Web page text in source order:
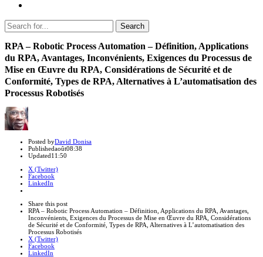
Search
Search
for:
RPA – Robotic Process Automation – Définition, Applications
du RPA, Avantages, Inconvénients, Exigences du Processus de
Mise en Œuvre du RPA, Considérations de Sécurité et de
Conformité, Types de RPA, Alternatives à L’automatisation des
Processus Robotisés
Author
Posted byDavid Donisa
Publishedaoût08:38
Updated11:50
X (Twitter)
Facebook
LinkedIn
post
Share this postClose
sharing
box
RPA – Robotic Process Automation – Définition, Applications du RPA, Avantages,
Inconvénients, Exigences du Processus de Mise en Œuvre du RPA, Considérations
de Sécurité et de Conformité, Types de RPA, Alternatives à L’automatisation des
Processus Robotisés
X (Twitter)
Facebook
LinkedIn